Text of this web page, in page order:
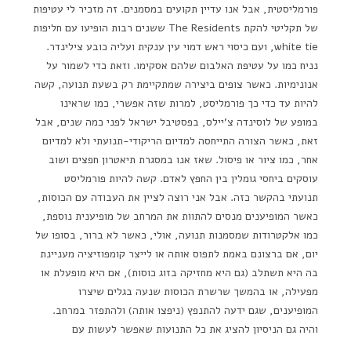
פורמליסטית, אבל אנו עדיין תקועים במסמנים. זה מזכיר לי עטיפות
של תקליטי להקת The Residents ששנים רבות הופיעו עם חליפות
white tie, ועם כיסוי ראש דמוי עין ענקית ועליה כובע צילינדר.
נניח כמו על עטיפת האלבום שלהם אסקימו. וזאת כדי לשמור על
אנונימיות. כאשר צופים ביצירה שמתקיימת רק בשעת תנועה, קשה
להיות עד כדי כך פורמליסט, למרות שזה אפשרי, כמו שראינו
במופע של לוסינדה צ'יילס, בפסטיבל ישראל לפני כמה שנים, אבל
זאת, כאשר הצורה התייחסה למדיום הריקודי-תנועתי ולא למדיום
אחר, כמו ציור או פיסול. שאז אנו במסגרת תיאטרון חפצים ושוב
עוסקים ביחסי גומלין בין החפץ לאדם. קשה להיות פורמליסט
תנועתי בהקשר כזה. אבל אני רוצה לציין את העבודה עם הכוסות,
כאשר המופיענים מנסים להתוות את המרחב של מופיענית נוספת,
כמו אלקטרודות שמסמנות תנועה, אולי, כאשר לא ברור, בסופו של
יום, אם ברצונם באמת לתפוס אותה או לייצר קומפוזיציה מעניינת
בה היא תשתלב (גם היא מחזיקה בזוג כוסות), אם היא מופעלת או
מפעילה, או בהמשך שרשרת הכוסות שנעה בגלים שיצרו
המופיענים, שגם ידעה להתנפץ (ניפצו אותה) ולהתפזר במרחב.
והיה גם הניסיון להציג את כל התנועות שאפשר לעשות עם